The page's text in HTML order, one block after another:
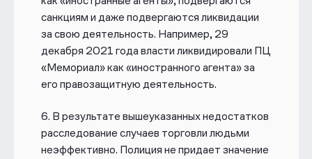
санкциям и даже подвергаются ликвидации
за свою деятельность. Например, 29
декабря 2021 года власти ликвидировали ПЦ
«Мемориал» как «иностранного агента» за
его правозащитную деятельность.
6. В результате вышеуказанных недостатков
расследование случаев торговли людьми
неэффективно. Полиция не придает значение